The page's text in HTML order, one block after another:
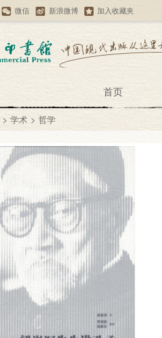
微信 新浪微博 加入收藏夹
首页
> 学术 > 哲学